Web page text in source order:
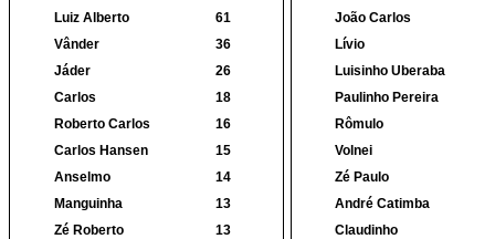
Luiz Alberto 61
João Carlos
Vânder
36
Lívio
Jáder
26
Luisinho Uberaba
Carlos
18
Paulinho Pereira
Roberto Carlos
16
Rômulo
Carlos Hansen
15
Volnei
Anselmo
14
Zé Paulo
Manguinha
13
André Catimba
Zé Roberto
13
Claudinho